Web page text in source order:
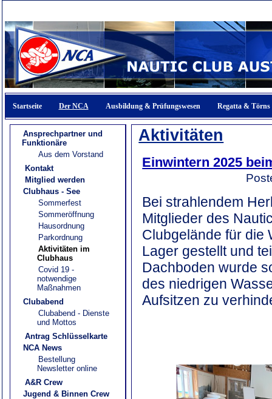
Startseite Der NCA Ausbildung & Prüfungswesen Regatta & Törns
Ansprechpartner und
Funktionäre
Aus dem Vorstand
Kontakt
Mitglied werden
Clubhaus - See
Sommerfest
Sommeröffnung
Hausordnung
Parkordnung
Aktivitäten im
Clubhaus
Covid 19 -
notwendige
Maßnahmen
Clubabend
Clubabend - Dienste
und Mottos
Antrag Schlüsselkarte
NCA News
Bestellung
Newsletter online
A&R Crew
Jugend & Binnen Crew
Aktivitäten
Einwintern 2025
Bei strahlendem
Mitglieder des
Clubgelände für die
Lager gestellt und
Dachboden wurde
des niedrigen
Aufsitzen zu